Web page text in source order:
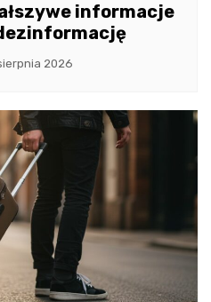
informacje
2026